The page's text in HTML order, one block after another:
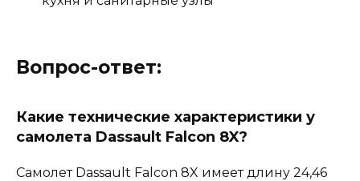
Вопрос-ответ:
Какие технические характеристики у
самолета Dassault Falcon 8X?
Самолет Dassault Falcon 8X имеет длину 24,46